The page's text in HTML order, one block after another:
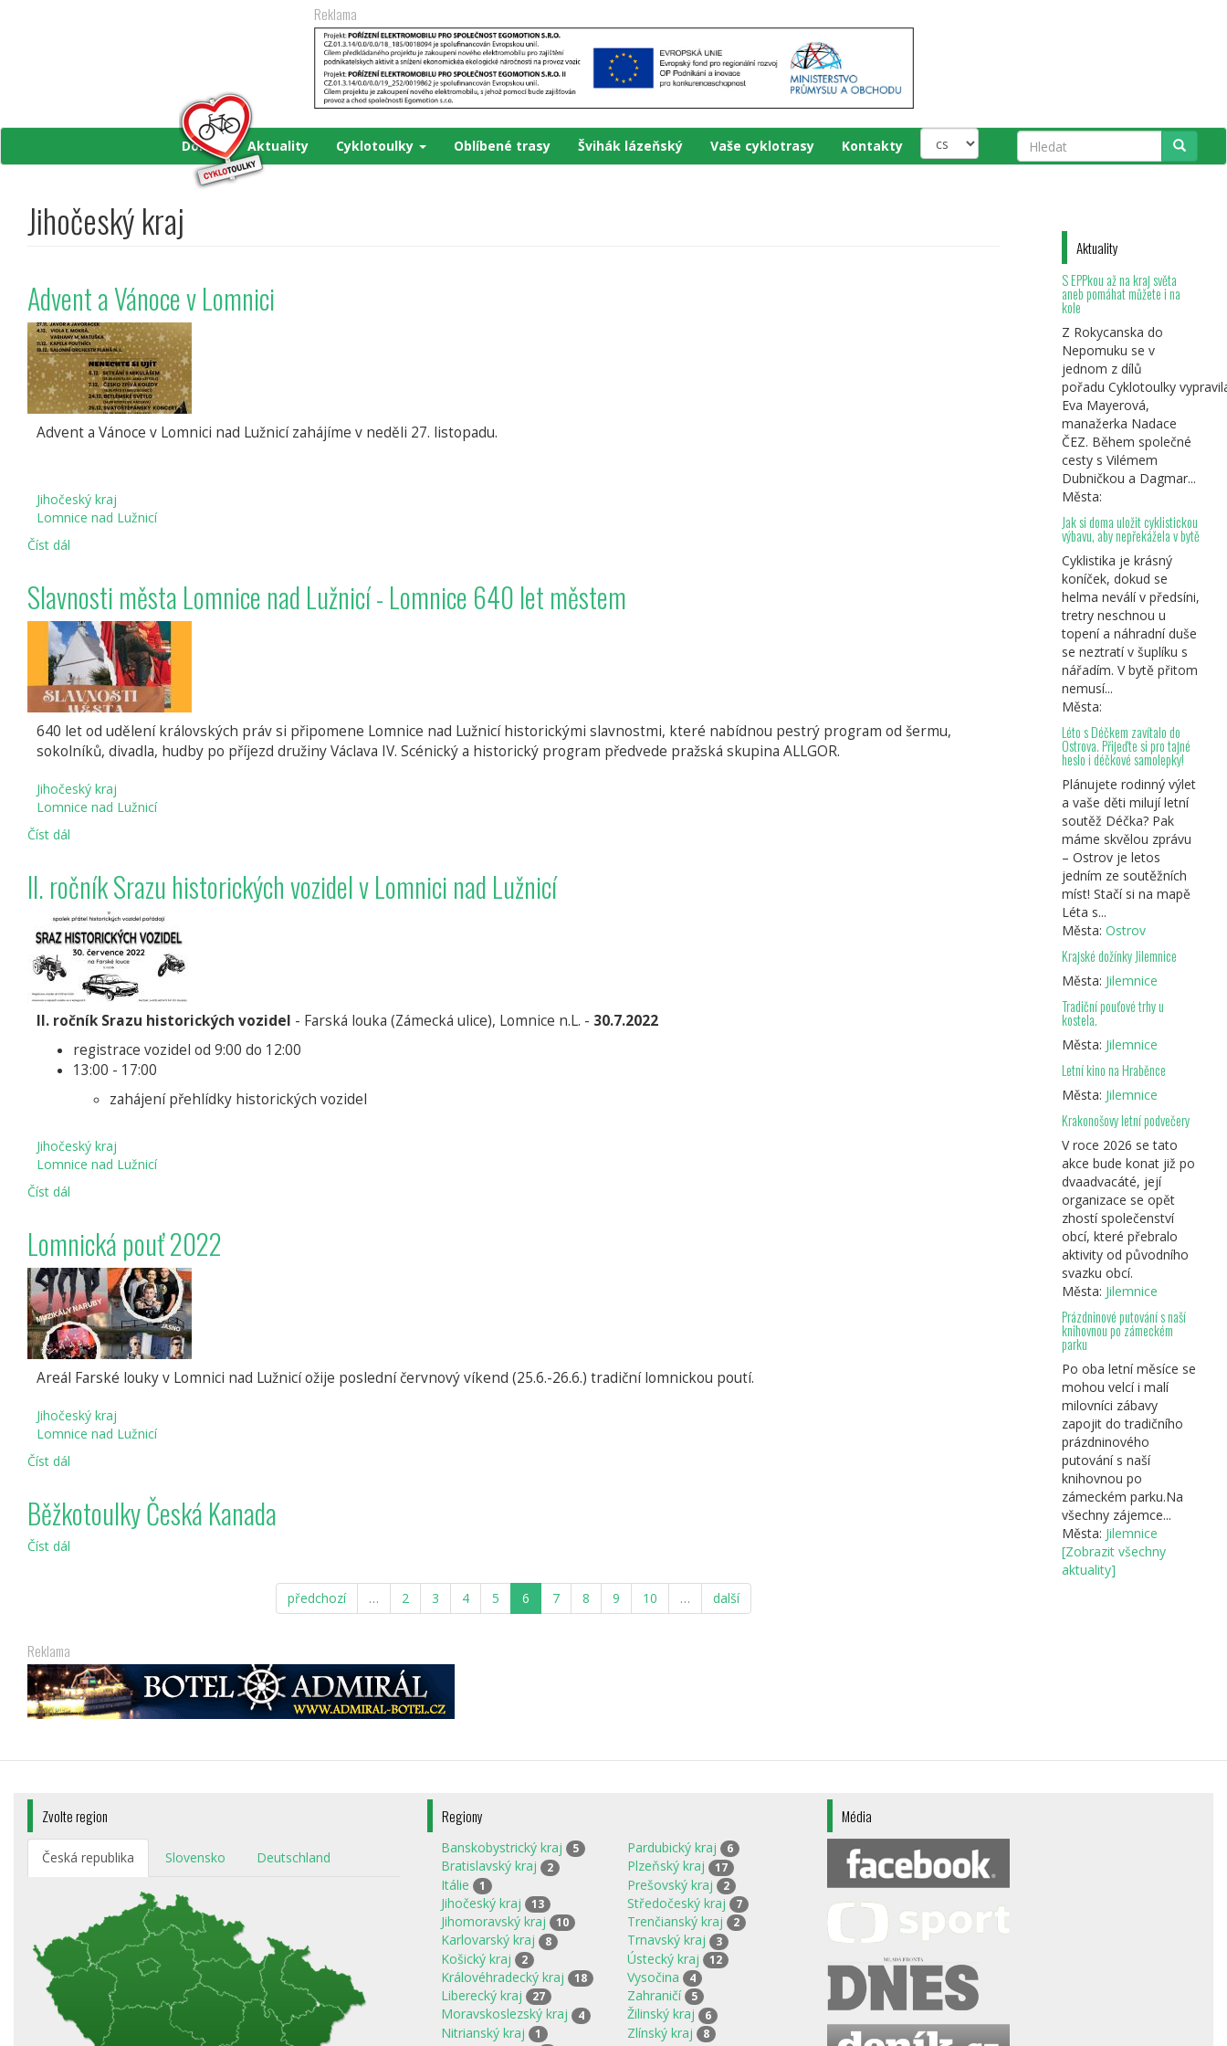
Reklama
Domů Aktuality Cyklotoulky Oblíbené trasy Švihák lázeňský Vaše cyklotrasy
Kontakty
Hledat
Jihočeský kraj
Advent a Vánoce v Lomnici
Advent a Vánoce v Lomnici nad Lužnicí zahájíme v neděli 27. listopadu.
Jihočeský kraj
Lomnice nad Lužnicí
Číst dál
v
Lomnici
Slavnosti města Lomnice nad Lužnicí - Lomnice 640 let městem
640 let od udělení královských práv si připomene Lomnice nad Lužnicí historickými slavnostmi, které nabídnou pestrý program od šermu,
sokolníků, divadla, hudby po příjezd družiny Václava IV. Scénický a historický program předvede pražská skupina ALLGOR.
Jihočeský kraj
Lomnice nad Lužnicí
Číst dál
nad
Lužnicí
-
Lomnice
640
let
městem
II. ročník Srazu historických vozidel v Lomnici nad Lužnicí
II. ročník Srazu historických vozidel - Farská louka (Zámecká ulice), Lomnice n.L. - 30.7.2022
registrace vozidel od 9:00 do 12:00
13:00 - 17:00
zahájení přehlídky historických vozidel
Jihočeský kraj
Lomnice nad Lužnicí
Číst dál
historických
vozidel
v
Lomnici
nad
Lužnicí
Lomnická pouť 2022
Areál Farské louky v Lomnici nad Lužnicí ožije poslední červnový víkend (25.6.-26.6.) tradiční lomnickou poutí.
Jihočeský kraj
Lomnice nad Lužnicí
Číst dál
Běžkotoulky Česká Kanada
Číst dál
předchozí
… 2 3 4 5 6 7 8 9 10 … další
Reklama
Aktuality
S EPPkou až na kraj světa
aneb pomáhat můžete i na
kole
Z Rokycanska do
Nepomuku se v
jednom z dílů
pořadu Cyklotoulky
Eva Mayerová,
manažerka Nadace
ČEZ. Během společné
cesty s Vilémem
Dubničkou a Dagmar...
Města:
Jak si doma uložit cyklistickou
výbavu, aby nepřekážela v bytě
Cyklistika je krásný
koníček, dokud se
helma neválí v předsíni,
tretry neschnou u
topení a náhradní duše
se neztratí v šuplíku s
nářadím. V bytě přitom
nemusí...
Města:
Léto s Déčkem zavítalo do
Ostrova. Přijeďte si pro tajné
heslo i déčkové samolepky!
Plánujete rodinný výlet
a vaše děti milují letní
soutěž Déčka? Pak
máme skvělou zprávu
– Ostrov je letos
jedním ze soutěžních
míst! Stačí si na mapě
Léta s...
Města: Ostrov
Krajské dožínky Jilemnice
Města: Jilemnice
Tradiční pouťové trhy u
kostela.
Města: Jilemnice
Letní kino na Hraběnce
Města: Jilemnice
Krakonošovy letní podvečery
V roce 2026 se tato
akce bude konat již po
dvaadvacáté, její
organizace se opět
zhostí společenství
obcí, které přebralo
aktivity od původního
svazku obcí.
Města: Jilemnice
Prázdninové putování s naší
knihovnou po zámeckém
parku
Po oba letní měsíce se
mohou velcí i malí
milovníci zábavy
zapojit do tradičního
prázdninového
putování s naší
knihovnou po
zámeckém parku.Na
všechny zájemce...
Města: Jilemnice
[Zobrazit všechny
aktuality]
Zvolte region
Česká republika Slovensko Deutschland
Regiony
Banskobystrický kraj 5
Bratislavský kraj 2
Itálie 1
Jihočeský kraj 13
Jihomoravský kraj 10
Karlovarský kraj 8
Košický kraj 2
Královéhradecký kraj 18
Liberecký kraj 27
Moravskoslezský kraj 4
Nitrianský kraj 1
Pardubický kraj 6
Plzeňský kraj 17
Prešovský kraj 2
Středočeský kraj 7
Trenčianský kraj 2
Trnavský kraj 3
Ústecký kraj 12
Vysočina 4
Zahraničí 5
Žilinský kraj 6
Zlínský kraj 8
Média